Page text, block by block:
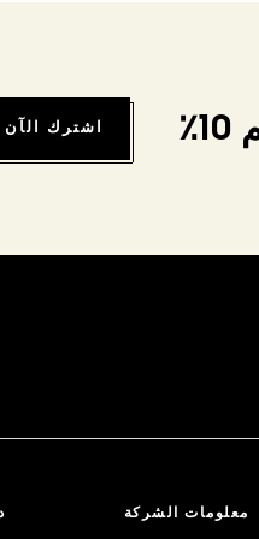
اشترك الآن
معلومات الشركة